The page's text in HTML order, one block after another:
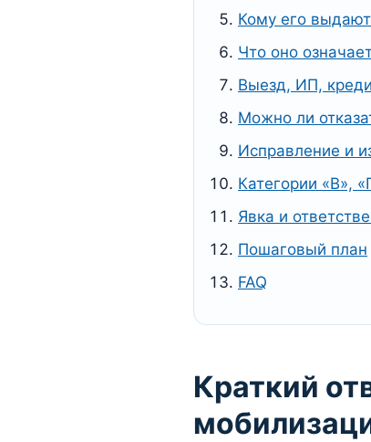
Кому его выдают
Что оно
Выезд, ИП,
Можно ли
Исправление и
Категории «В»,
Явка и
Пошаговый план
FAQ
Краткий